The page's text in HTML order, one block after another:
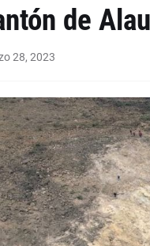
de
28, 2023